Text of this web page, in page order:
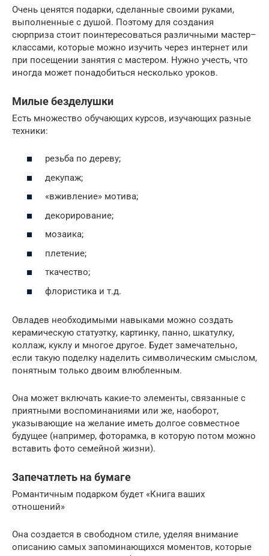
Очень ценятся подарки, сделанные своими руками,
выполненные с душой. Поэтому для создания
сюрприза стоит поинтересоваться различными мастер–
классами, которые можно изучить через интернет или
при посещении занятия с мастером. Нужно учесть, что
иногда может понадобиться несколько уроков.
Милые безделушки
Есть множество обучающих курсов, изучающих разные
техники:
резьба по дереву;
декупаж;
«вживление» мотива;
декорирование;
мозаика;
плетение;
ткачество;
флористика и т.д.
Овладев необходимыми навыками можно создать
керамическую статуэтку, картинку, панно, шкатулку,
коллаж, куклу и многое другое. Будет замечательно,
если такую поделку наделить символическим смыслом,
понятным только двоим влюбленным.
Она может включать какие-то элементы, связанные с
приятными воспоминаниями или же, наоборот,
указывающие на желание иметь долгое совместное
будущее (например, фоторамка, в которую потом можно
вставить фото семейной жизни).
Запечатлеть на бумаге
Романтичным подарком будет «Книга ваших
отношений»
Она создается в свободном стиле, уделяя внимание
описанию самых запоминающихся моментов, которые